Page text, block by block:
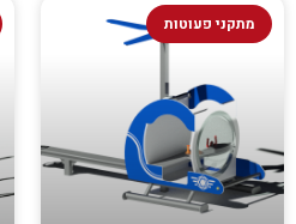
מתקני פעוטות